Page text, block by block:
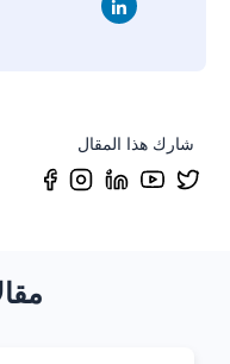
شارك هذا المقال